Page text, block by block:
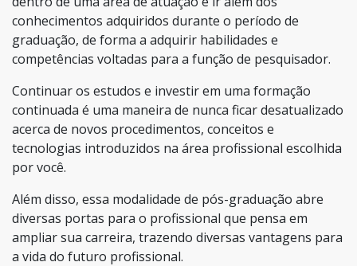
conhecimentos adquiridos durante o período de
graduação, de forma a adquirir habilidades e
competências voltadas para a função de pesquisador.
Continuar os estudos e investir em uma formação
continuada é uma maneira de nunca ficar desatualizado
acerca de novos procedimentos, conceitos e
tecnologias introduzidos na área profissional escolhida
por você.
Além disso, essa modalidade de pós-graduação abre
diversas portas para o profissional que pensa em
ampliar sua carreira, trazendo diversas vantagens para
a vida do futuro profissional.